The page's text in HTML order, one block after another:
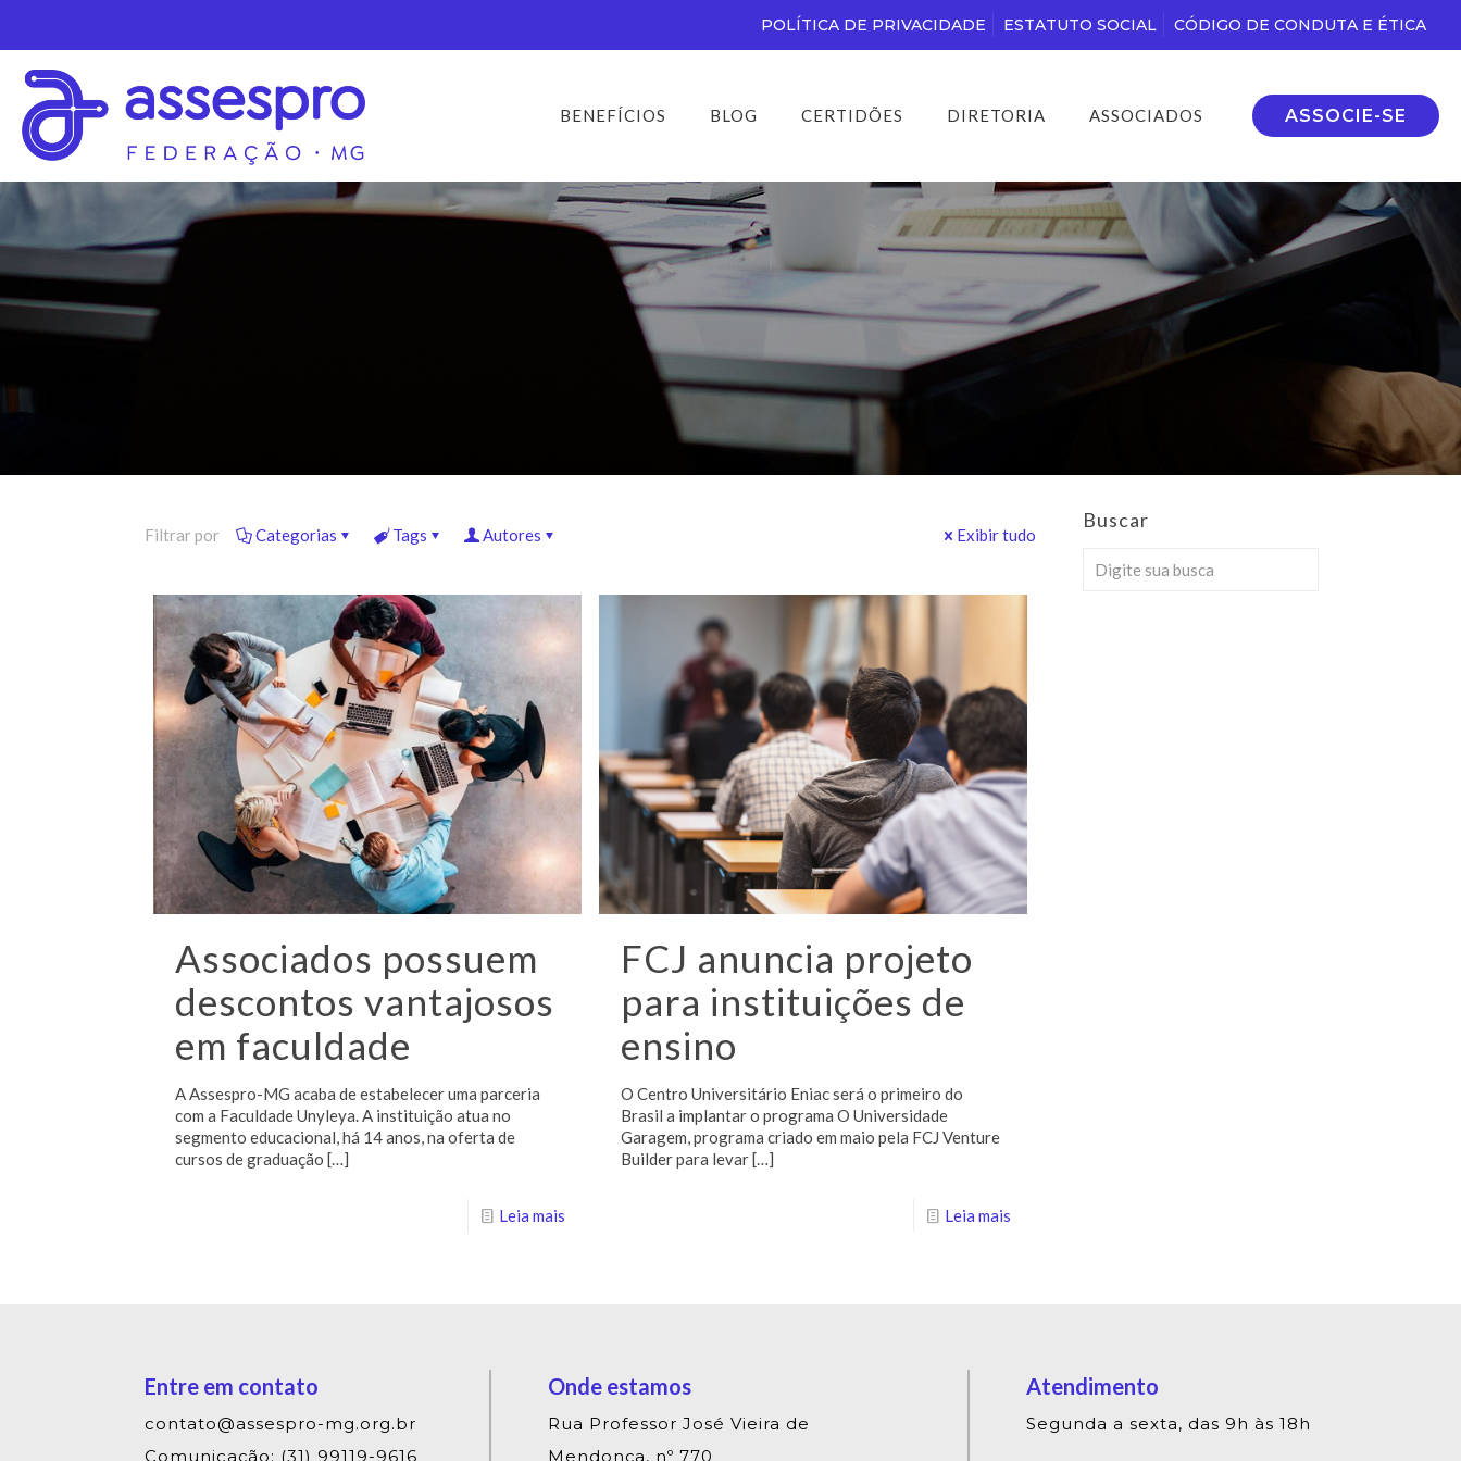
POLÍTICA DE PRIVACIDADE ESTATUTO SOCIAL CÓDIGO DE CONDUTA E ÉTICA
BENEFÍCIOS BLOG CERTIDÕES DIRETORIA ASSOCIADOS ASSOCIE-SE
Filtrar por Categorias Tags Autores Exibir tudo
Associados possuem
descontos vantajosos
em faculdade
A Assespro-MG acaba de estabelecer uma parceria
com a Faculdade Unyleya. A instituição atua no
segmento educacional, há 14 anos, na oferta de
cursos de graduação […]
Leia mais
FCJ anuncia projeto
para instituições de
ensino
O Centro Universitário Eniac será o primeiro do
Brasil a implantar o programa O Universidade
Garagem, programa criado em maio pela FCJ Venture
Builder para levar[…]
Leia mais
Buscar
Entre em contato
contato@assespro-mg.org.br
Comunicação: (31) 99119-9616
Onde estamos
Rua Professor José Vieira de
Mendonça, nº 770
Atendimento
Segunda a sexta, das 9h às 18h